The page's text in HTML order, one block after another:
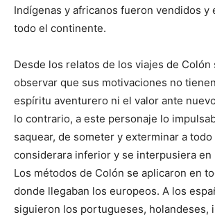
Indígenas y africanos fueron vendidos y
todo el continente.
Desde los relatos de los viajes de Colón
observar que sus motivaciones no
espíritu aventurero ni el valor ante
lo contrario, a este personaje lo
saquear, de someter y exterminar a todo
considerara inferior y se interpusiera en
Los métodos de Colón se aplicaron en
donde llegaban los europeos. A los
siguieron los portugueses, holandeses,